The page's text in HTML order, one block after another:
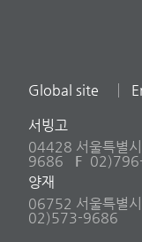
Global site
서빙고
04428 서울특별
9686
F
양재
06752 서울특별
02)573-9686